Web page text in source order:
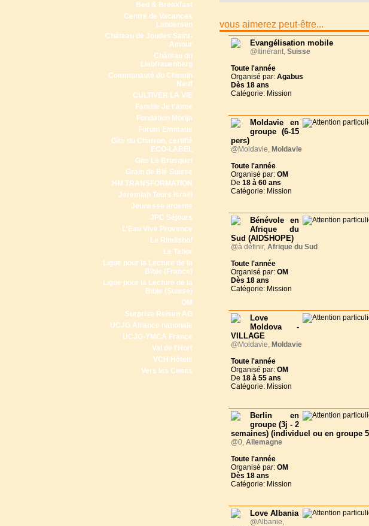
Bed & Breakfast
Centre de Vacances
Landersen
Château de Joudes Saint-
Amour
Château du
Liebfrauenberg
Communauté du Chemin
Neuf
CULTIVER LA VIE
Famille Je t'aime
Fondation Morija
Forum Emmaüs
Gîte du Charron, certifié
ECO-LABEL
Gite Le Brusquet
Grain de Blé Suisse
HM TRANSFORMATION
Jeremiah Tours Israël
Jeunesse ardente
JPC Séjours
L'Eau Vive Provence
Le Rimlishof
Le Tabor
Ligue pour la Lecture de la
Bible (France)
Ligue pour la Lecture de la
Bible (Suisse)
OM
Surprise Reisen AG
UCJG Alliance nationale
UCJG-YMCA France
Val de l'Hort
VCH Hôtels
Vers les Cimes
vous aimerez peut-être...
Evangélisation mobile
@Itinérant, Suisse
Toute l'année
Organisé par: Agabus
Dès 18 ans
Catégorie: Mission
Moldavie en
groupe (6-15
pers)
@Moldavie, Moldavie
Toute l'année
Organisé par: OM
De 18 à 60 ans
Catégorie: Mission
Bénévole en
Afrique du
Sud (AIDSHOPE)
@à définir, Afrique du Sud
Toute l'année
Organisé par: OM
Dès 18 ans
Catégorie: Mission
Love
Moldova -
VILLAGE
@Moldavie, Moldavie
Toute l'année
Organisé par: OM
De 18 à 55 ans
Catégorie: Mission
Berlin en
groupe (3j - 2
semaines) (individuel ou en groupe
@0, Allemagne
Toute l'année
Organisé par: OM
Dès 18 ans
Catégorie: Mission
Love Albania
@Albanie,